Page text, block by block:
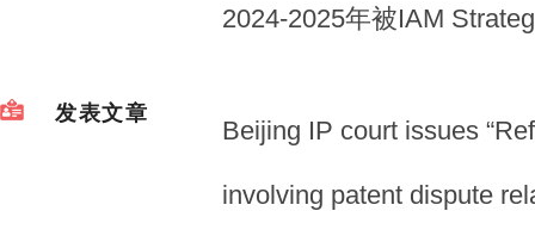
2024-2025年被IAM
发表文章
Beijing IP court issues
involving patent dispute